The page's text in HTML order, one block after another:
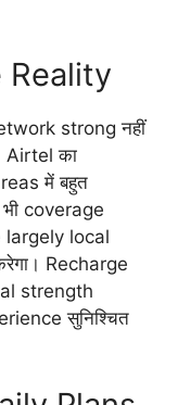
Reality
strong नहीं
Airtel का
में बहुत
coverage
largely local
Recharge
strength
सुनिश्चित